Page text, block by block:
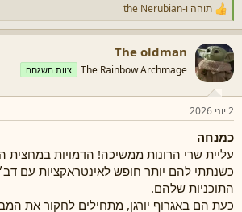
ר
ג
ש
ו
ת
:
תוהה ו-the Nerubian
The oldman
The Rainbow Archmage צוות השגחה
2 יוני 2026
כמנחה
עליית שרי הרונות ממשיכה! הדמויות
כשנתתי להם יותר חופש לאינטראקציות עם
התוכניות שלהם.
כעת הם באגרוף יורגן, מתחילים לחקור את